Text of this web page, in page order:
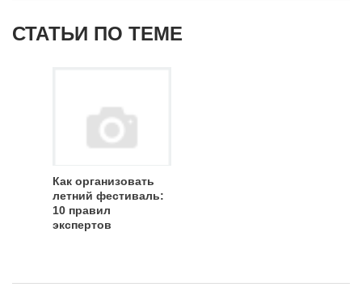
СТАТЬИ ПО ТЕМЕ
Как организовать
летний фестиваль:
10 правил
экспертов